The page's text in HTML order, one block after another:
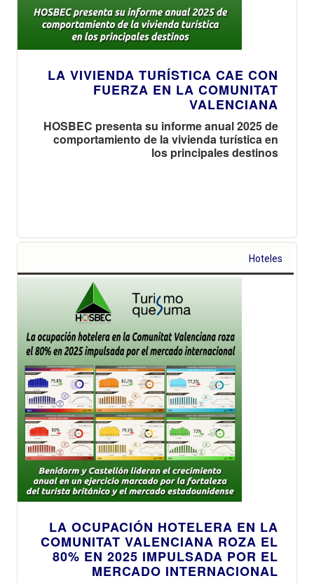
LA VIVIENDA TURÍSTICA CAE CON
FUERZA EN LA COMUNITAT
VALENCIANA
HOSBEC presenta su informe anual 2025 de
comportamiento de la vivienda turística en
los principales destinos
Hoteles
LA OCUPACIÓN HOTELERA EN LA
COMUNITAT VALENCIANA ROZA EL
80% EN 2025 IMPULSADA POR EL
MERCADO INTERNACIONAL